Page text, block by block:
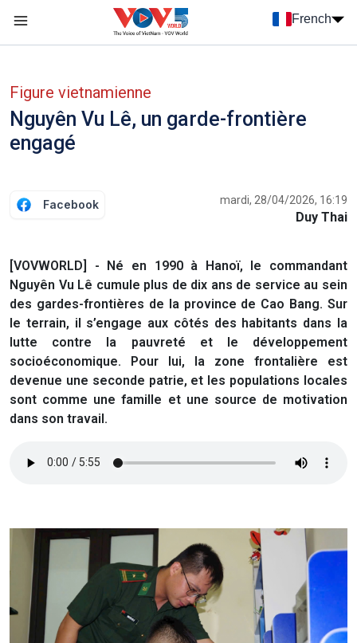
French
Figure vietnamienne
Nguyên Vu Lê, un garde-frontière
engagé
Facebook mardi, 28/04/2026, 16:19
Duy Thai
[VOVWORLD] - Né en 1990 à Hanoï, le commandant
Nguyên Vu Lê cumule plus de dix ans de service au sein
des gardes-frontières de la province de Cao Bang. Sur
le terrain, il s’engage aux côtés des habitants dans la
lutte contre la pauvreté et le développement
socioéconomique. Pour lui, la zone frontalière est
devenue une seconde patrie, et les populations locales
sont comme une famille et une source de motivation
dans son travail.